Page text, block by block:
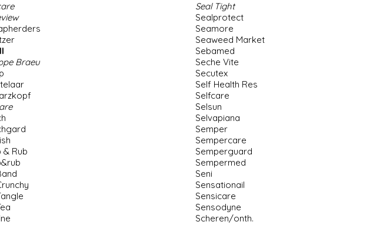
Braeu
& Rub
Seal Tight
Sealprotect
Seamore
Seaweed Market
Sebamed
Seche Vite
Secutex
Self Health Res
Selfcare
Selsun
Selvapiana
Semper
Sempercare
Semperguard
Sempermed
Seni
Sensationail
Sensicare
Sensodyne
Scheren/onth.